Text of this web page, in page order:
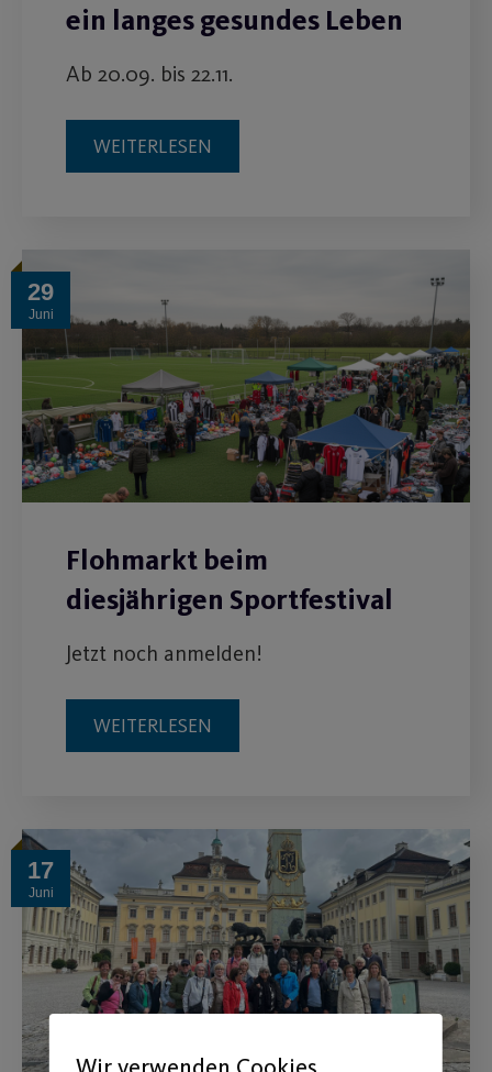
ein langes gesundes Leben
Ab 20.09. bis 22.11.
WEITERLESEN
29
Juni
Flohmarkt beim
diesjährigen Sportfestival
Jetzt noch anmelden!
WEITERLESEN
17
Juni